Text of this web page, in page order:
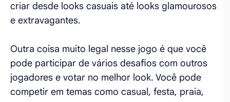
criar desde looks casuais até looks glamourosos
e extravagantes.
Outra coisa muito legal nesse jogo é que você
pode participar de vários desafios com outros
jogadores e votar no melhor look. Você pode
competir em temas como casual, festa, praia,